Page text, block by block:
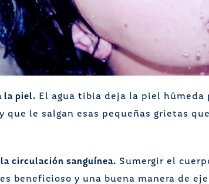
la piel. El agua tibia deja la piel húmeda
que le salgan esas pequeñas grietas
circulación sanguínea. Sumergir el
beneficioso y una buena manera de